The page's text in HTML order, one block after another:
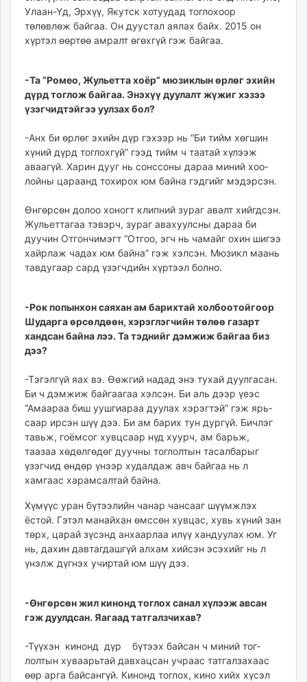
Улаан-Үд, Эрхүү, Якутск хотуудад тоглохоор
төлөвлөж байгаа. Он дуустал аялах байх. 2015 он
хүртэл өөртөө амралт өгөхгүй гэж байгаа.
-Та “Ромео, Жульетта хоёр” мюзиклын өрлөг эхийн
дүрд тоглож байгаа. Энэхүү дуулалт жүжиг хэзээ
үзэгчидтэйгээ уулзах бол?
-Анх би өрлөг эхийн дүр гэхээр нь “Би тийм хөгшин
хүний дүрд тоглохгүй” гээд тийм ч таатай хүлээж
аваагүй. Харин дууг нь сонссоны дараа миний хоо­
лойны цараанд тохирох юм байна гэдгийг мэдэрсэн.
Өнгөрсөн долоо хоногт клип­ний зураг авалт хийгд­сэн.
Жульеттагаа тэвэрч, зураг авахуулсны дараа би
дуучин Отгончимэгт “Отгоо, эгч нь чамайг охин шигээ
хайрлаж чадах юм байна” гэж хэлсэн. Мюзикл маань
тавдугаар сард үзэгчдийн хүртээл болно.
-Рок попынхон саяхан ам барихтай холбоотойгоор
Шударга өрсөлдөөн, хэрэг­лэгчийн төлөө газарт
ханд­сан байна лээ. Та тэднийг дэмжиж байгаа биз
дээ?
-Тэгэлгүй яах вэ. Өөжгий надад энэ тухай дуулгасан.
Би ч дэмжиж байгаагаа хэл­сэн. Би аль дээр үеэс
“Амаараа биш уушгиараа дуулах хэрэгтэй” гэж ярь­
саар ирсэн шүү дээ. Би ам барих тун дургүй. Бичлэг
тавьж, гоёмсог хувцсаар нүд хуурч, ам барьж,
таазаа хөдөлгөдөг дуучны тоглолтын тасал­барыг
үзэгчид өндөр үнээр худалдаж авч байгаа нь л
хамгаас харамсалтай байна.
Хүмүүс уран бүтээлийн чанар чансааг шүүмжлэх
ёстой. Гэтэл манайхан өмссөн хувцас, хувь хүний зан
төрх, царай зүсэнд анхаарлаа илүү хандуулах юм. Уг
нь, дахин давтагдашгүй алхам хийсэн эсэхийг нь л
үнэлж дүгнэх учиртай юм шүү дээ.
-Өнгөрсөн жил кинонд тоглох санал хүлээж ав­сан
гэж дуулдсан. Яагаад тат­галзчихав?
-Түүхэн кинонд дүр бүтээх байсан ч миний тог­
лолтын хуваарь­тай дав­хац­сан уч­раас татгал­захаас
өөр арга байсангүй. Кинонд тоглох, кино хийх хүсэл